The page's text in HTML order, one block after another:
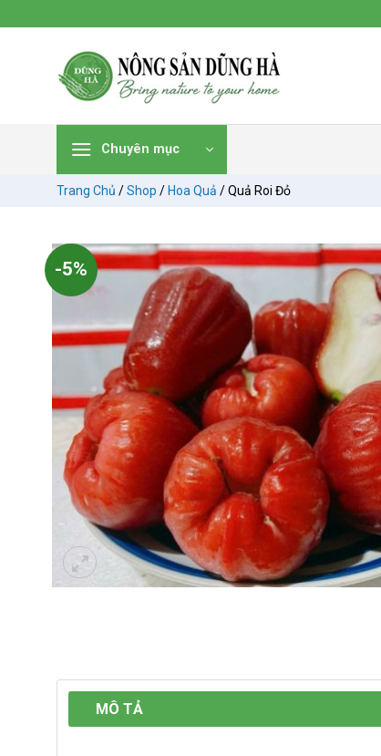
đến
Chuyên mục
Trang Chủ /Shop / Hoa Quả /Quả Roi Đỏ
-5%
MÔ TẢ